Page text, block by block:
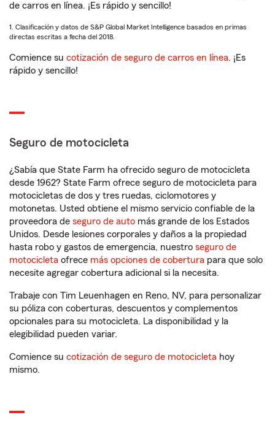
de carros en línea. ¡Es rápido y sencillo!
1. Clasificación y datos de S&P Global Market Intelligence basados en primas
directas escritas a fecha del 2018.
Comience su cotización de seguro de carros en línea. ¡Es
rápido y sencillo!
Seguro de motocicleta
¿Sabía que State Farm ha ofrecido seguro de motocicleta
desde 1962? State Farm ofrece seguro de motocicleta para
motocicletas de dos y tres ruedas, ciclomotores y
motonetas. Usted obtiene el mismo servicio confiable de la
proveedora de seguro de auto más grande de los Estados
Unidos. Desde lesiones corporales y daños a la propiedad
hasta robo y gastos de emergencia, nuestro seguro de
motocicleta ofrece más opciones de cobertura para que solo
necesite agregar cobertura adicional si la necesita.
Trabaje con Tim Leuenhagen en Reno, NV, para personalizar
su póliza con coberturas, descuentos y complementos
opcionales para su motocicleta. La disponibilidad y la
elegibilidad pueden variar.
Comience su cotización de seguro de motocicleta hoy
mismo.